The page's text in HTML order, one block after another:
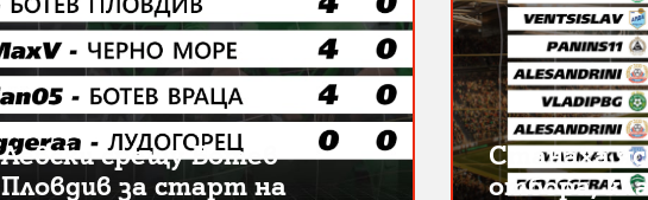
Левски срещу Ботев
Пловдив за старт на
Станаха
отбора,